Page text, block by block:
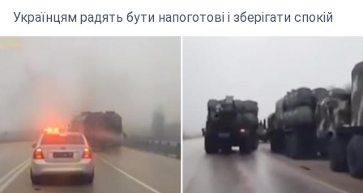
Українцям радять бути напоготові і зберігати спокій